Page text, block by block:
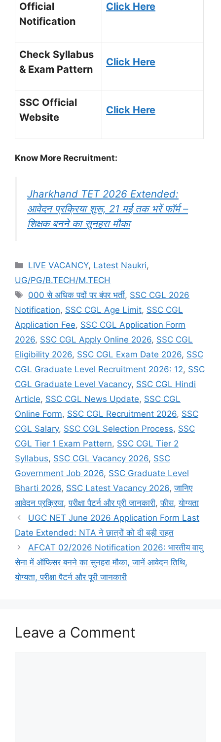
Official
Notification
Click Here
Check Syllabus
& Exam Pattern
Click Here
SSC Official
Website
Click Here
Know More Recruitment:
Jharkhand TET 2026 Extended:
आवेदन प्रक्रिया शुरू, 21 मई तक भरें फॉर्म –
शिक्षक बनने का सुनहरा मौका
LIVE VACANCY, Latest Naukri,
UG/PG/B.TECH/M.TECH
000 से अधिक पदों पर बंपर भर्ती, SSC CGL 2026
Notification, SSC CGL Age Limit, SSC CGL
Application Fee, SSC CGL Application Form
2026, SSC CGL Apply Online 2026, SSC CGL
Eligibility 2026, SSC CGL Exam Date 2026, SSC
CGL Graduate Level Recruitment 2026: 12, SSC
CGL Graduate Level Vacancy, SSC CGL Hindi
Article, SSC CGL News Update, SSC CGL
Online Form, SSC CGL Recruitment 2026, SSC
CGL Salary, SSC CGL Selection Process, SSC
CGL Tier 1 Exam Pattern, SSC CGL Tier 2
Syllabus, SSC CGL Vacancy 2026, SSC
Government Job 2026, SSC Graduate Level
Bharti 2026, SSC Latest Vacancy 2026,जानिए
आवेदन प्रक्रिया,परीक्षा पैटर्न और पूरी जानकारी,फीस,योग्यता
UGC NET June 2026 Application Form Last
Date Extended: NTA ने छात्रों को दी बड़ी राहत
AFCAT 02/2026 Notification 2026: भारतीय वायु
सेना में ऑफिसर बनने का सुनहरा मौका, जानें आवेदन तिथि,
योग्यता, परीक्षा पैटर्न और पूरी जानकारी
Leave a Comment